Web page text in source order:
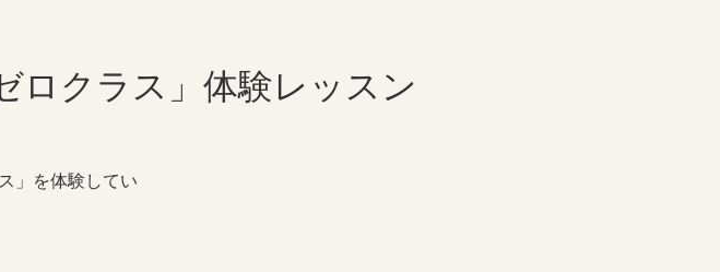
ロクラス」体験レッスン
」を体験してい